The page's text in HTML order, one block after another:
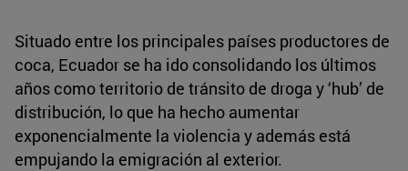
Situado entre los principales países productores de
coca, Ecuador se ha ido consolidando los últimos
años como territorio de tránsito de droga y ‘hub’ de
distribución, lo que ha hecho aumentar
exponencialmente la violencia y además está
empujando la emigración al exterior.